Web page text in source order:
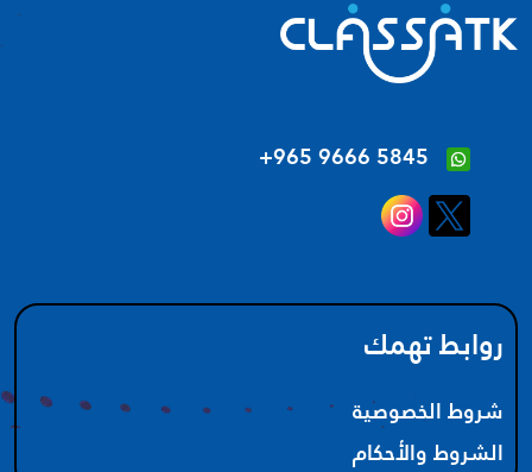
‪+965 9666 5845‬
روابط تهمك
شروط الخصوصية
الشروط والأحكام